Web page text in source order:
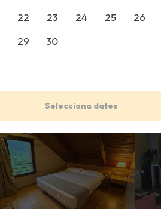
22 23 24 25 26
29 30
Selecciona dates